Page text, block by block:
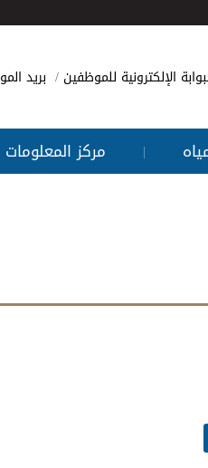
الإلكترونية للموظفين بريد
| مركز المعلومات